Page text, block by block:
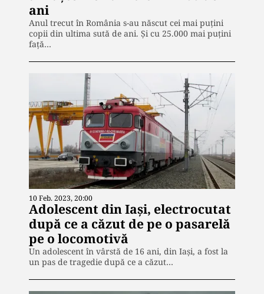
ani
Anul trecut în România s-au născut cei mai puțini
copii din ultima sută de ani. Şi cu 25.000 mai puţini
faţă…
10 Feb. 2023, 20:00
Adolescent din Iași, electrocutat
după ce a căzut de pe o pasarelă
pe o locomotivă
Un adolescent în vârstă de 16 ani, din Iași, a fost la
un pas de tragedie după ce a căzut…